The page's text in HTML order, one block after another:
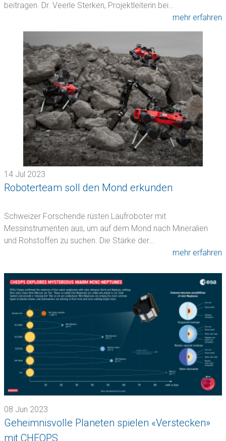
beitragen. Dr. Veerle Sterken, Projektleiterin bei…
mehr erfahren
14 Jul 2023
Roboterteam soll den Mond erkunden
Schweizer Forschende rüsten Laufroboter mit
Messinstrumenten aus, um auf dem Mond nach Mineralien
und Rohstoffen zu suchen. Die Stärke der…
mehr erfahren
08 Jun 2023
Geheimnisvolle Planeten spielen «Verstecken»
mit CHEOPS